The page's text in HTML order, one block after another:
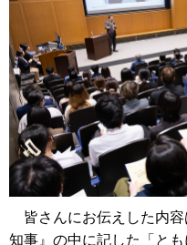
皆さんにお伝えした内容
知事』の中に記した「と